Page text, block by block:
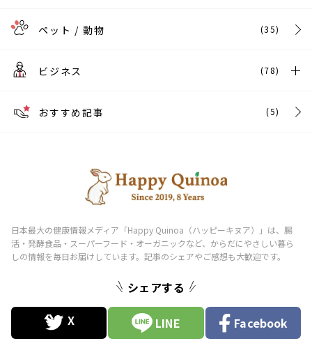
ペット / 動物 (35)
ビジネス (78)
おすすめ記事 (5)
シェアする
LINE Facebook